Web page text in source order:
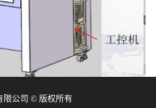
限公司 © 版权所有